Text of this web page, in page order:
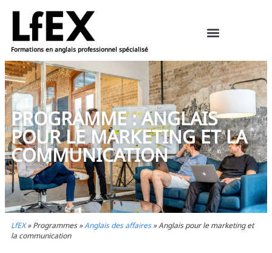
Formations en anglais professionnel spécialisé
PROGRAMME : ANGLAIS
POUR LE MARKETING ET LA
COMMUNICATION
LfEX»Programmes»Anglais des affaires»Anglais pour le marketing et
la communication